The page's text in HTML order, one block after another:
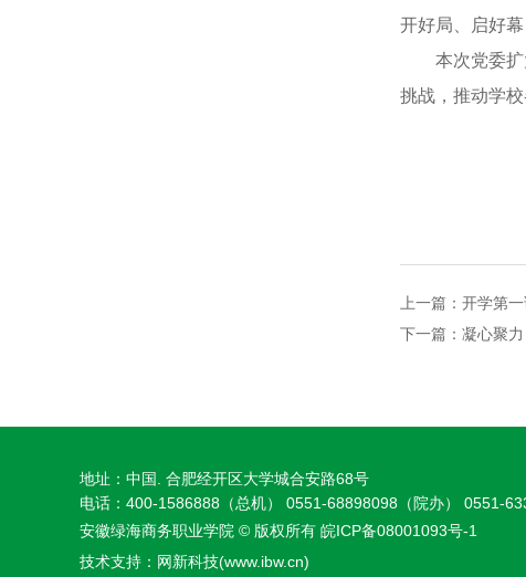
开好局、启好
本次党委扩大
挑战，推动学
上一篇： 开学第
下一篇： 凝心聚力
地址：中国. 合肥经开区大学城合安路68号
电话：400-1586888（总机） 0551-68898098（院办） 0551-
安徽绿海商务职业学院 © 版权所有 皖ICP备08001093号-1
技术支持： 网新科技(www.ibw.cn)